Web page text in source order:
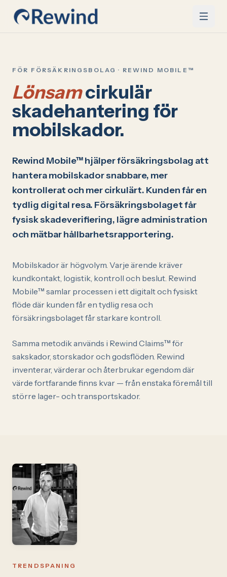
FÖR FÖRSÄKRINGSBOLAG · REWIND MOBILE™
Lönsamcirkulär
skadehantering för
mobilskador.
Rewind Mobile™ hjälper försäkringsbolag att
hantera mobilskador snabbare, mer
kontrollerat och mer cirkulärt. Kunden får en
tydlig digital resa. Försäkringsbolaget får
fysisk skadeverifiering, lägre administration
och mätbar hållbarhetsrapportering.
Mobilskador är högvolym. Varje ärende kräver
kundkontakt, logistik, kontroll och beslut. Rewind
Mobile™ samlar processen i ett digitalt och fysiskt
flöde där kunden får en tydlig resa och
försäkringsbolaget får starkare kontroll.
Samma metodik används i Rewind Claims™ för
sakskador, storskador och godsflöden. Rewind
inventerar, värderar och återbrukar egendom där
värde fortfarande finns kvar — från enstaka föremål till
större lager- och transportskador.
TRENDSPANING